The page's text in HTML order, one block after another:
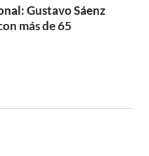
Gustavo Sáenz
más de 65